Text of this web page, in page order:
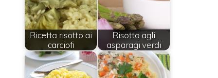
Ricetta risotto ai
carciofi
Risotto agli
asparagi verdi